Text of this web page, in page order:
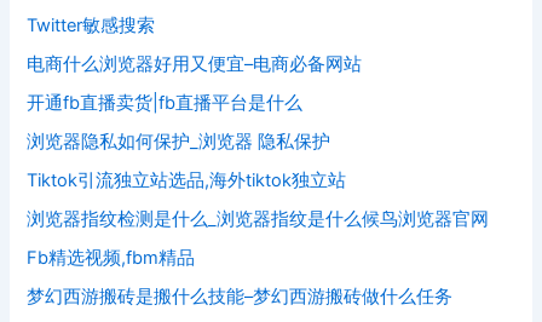
Twitter敏感搜索
电商什么浏览器好用又便宜–电商必备网站
开通fb直播卖货|fb直播平台是什么
浏览器隐私如何保护_浏览器 隐私保护
Tiktok引流独立站选品,海外tiktok独立站
浏览器指纹检测是什么_浏览器指纹是什么候鸟浏览器官网
Fb精选视频,fbm精品
梦幻西游搬砖是搬什么技能–梦幻西游搬砖做什么任务